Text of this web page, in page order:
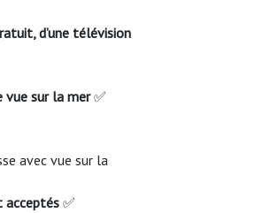
d’une télévision
vue sur la mer✅
avec vue sur la
acceptés ✅